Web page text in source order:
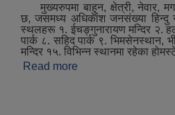
मुख्‍यरुपमा बाहुन, क्षेत्री, नेवार,
छ, जसमध्‍य अधिकांश जनसंख्या हिन्दु र
स्थलहरू १. ईचङ्गुनारायण मन्दिर २.
पार्क ८. सहिद पार्क ९. भिमसेनस्थान,
मन्दिर १५. विभिन्न स्थानमा रहेका
Read more